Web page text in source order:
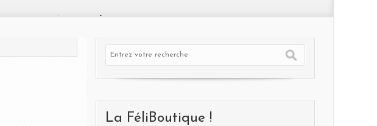
La FéliBoutique !